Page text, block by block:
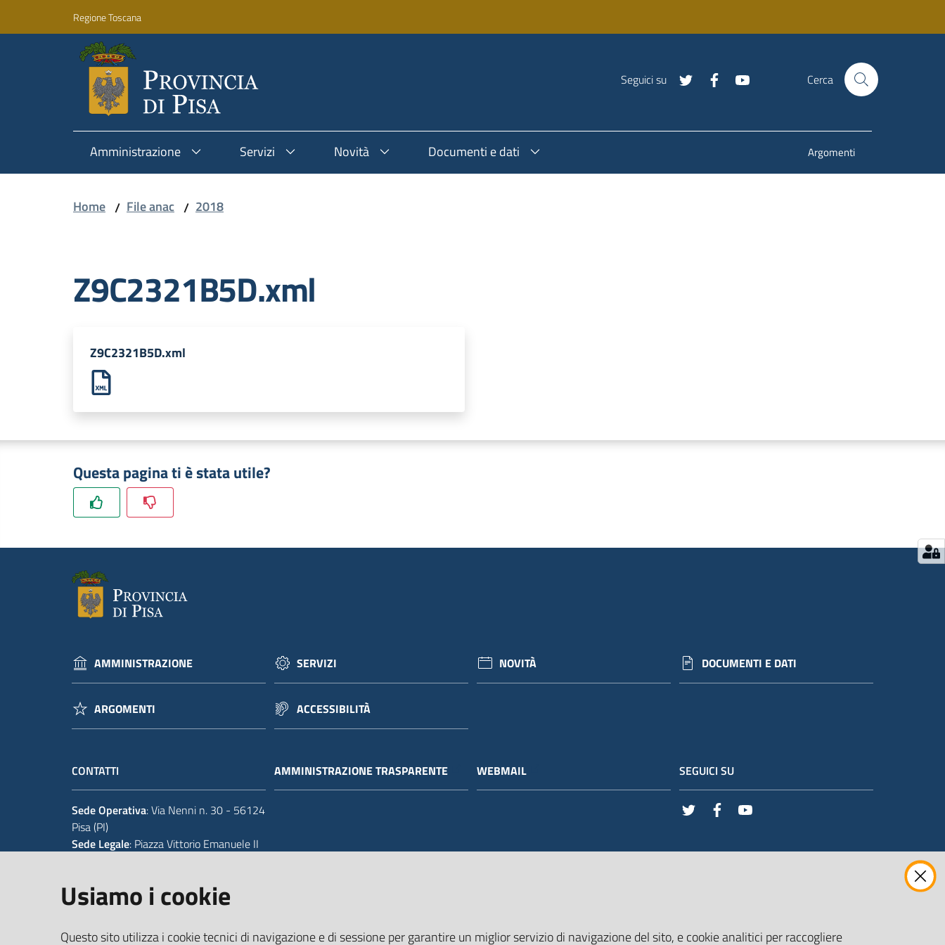
Vai al contenuto
Vai alla navigazione
Regione Toscana
Seguici su Cerca
Amministrazione Servizi Novità Documenti e dati Argomenti
Home / File anac / 2018
Z9C2321B5D.xml
Z9C2321B5D.xml
Questa pagina ti è stata utile?
AMMINISTRAZIONE SERVIZI NOVITÀ DOCUMENTI E DATI
ARGOMENTI ACCESSIBILITÀ
CONTATTI
Sede Operativa: Via Nenni n. 30 - 56124
Pisa (PI)
Sede Legale: Piazza Vittorio Emanuele II
Tel.+39 050 929111
Email :urp@provincia.pisa.it
AMMINISTRAZIONE TRASPARENTE WEBMAIL SEGUICI SU
Twitter Facebook
Usiamo i cookie
Questo sito utilizza i cookie tecnici di navigazione e di sessione per garantire un miglior servizio di navigazione del sito, e cookie analitici per raccogliere